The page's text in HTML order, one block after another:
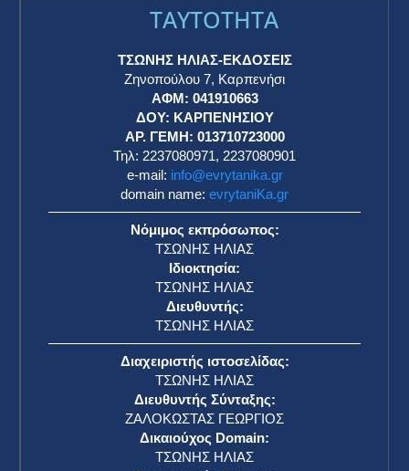
TAYTOTHTA
ΤΣΩΝΗΣ ΗΛΙΑΣ-ΕΚΔΟΣΕΙΣ
Ζηνοπούλου 7, Καρπενήσι
ΑΦΜ: 041910663
ΔΟΥ: ΚΑΡΠΕΝΗΣΙΟΥ
ΑΡ. ΓΕΜΗ: 013710723000
Τηλ: 2237080971, 2237080901
e-mail: info@evrytanika.gr
domain name: evrytaniKa.gr
Νόμιμος εκπρόσωπος:
ΤΣΩΝΗΣ ΗΛΙΑΣ
Ιδιοκτησία:
ΤΣΩΝΗΣ ΗΛΙΑΣ
Διευθυντής:
ΤΣΩΝΗΣ ΗΛΙΑΣ
Διαχειριστής ιστοσελίδας:
ΤΣΩΝΗΣ ΗΛΙΑΣ
Διευθυντής Σύνταξης:
ΖΑΛΟΚΩΣΤΑΣ ΓΕΩΡΓΙΟΣ
Δικαιούχος Domain:
ΤΣΩΝΗΣ ΗΛΙΑΣ